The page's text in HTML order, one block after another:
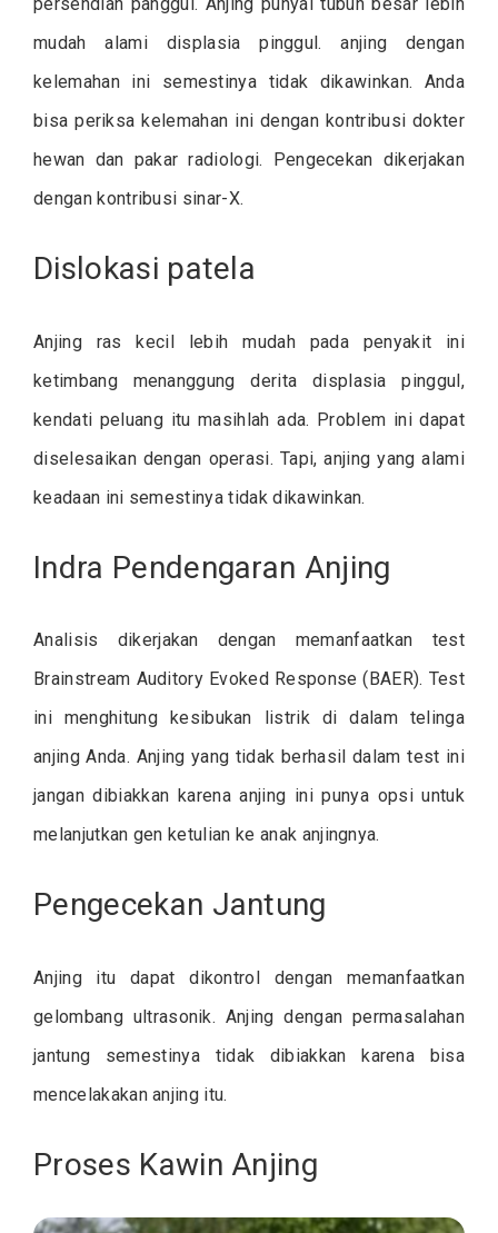
mudah alami displasia pinggul. anjing dengan
kelemahan ini semestinya tidak dikawinkan. Anda
bisa periksa kelemahan ini dengan kontribusi dokter
hewan dan pakar radiologi. Pengecekan dikerjakan
dengan kontribusi sinar-X.
Dislokasi patela
Anjing ras kecil lebih mudah pada penyakit ini
ketimbang menanggung derita displasia pinggul,
kendati peluang itu masihlah ada. Problem ini dapat
diselesaikan dengan operasi. Tapi, anjing yang alami
keadaan ini semestinya tidak dikawinkan.
Indra Pendengaran Anjing
Analisis dikerjakan dengan memanfaatkan test
Brainstream Auditory Evoked Response (BAER). Test
ini menghitung kesibukan listrik di dalam telinga
anjing Anda. Anjing yang tidak berhasil dalam test ini
jangan dibiakkan karena anjing ini punya opsi untuk
melanjutkan gen ketulian ke anak anjingnya.
Pengecekan Jantung
Anjing itu dapat dikontrol dengan memanfaatkan
gelombang ultrasonik. Anjing dengan permasalahan
jantung semestinya tidak dibiakkan karena bisa
mencelakakan anjing itu.
Proses Kawin Anjing